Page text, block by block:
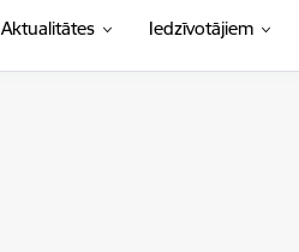
Aktualitātes Iedzīvotājiem